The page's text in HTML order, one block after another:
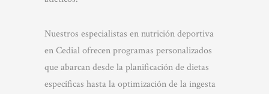
Nuestros especialistas en nutrición deportiva
en Cedial ofrecen programas personalizados
que abarcan desde la planificación de dietas
específicas hasta la optimización de la ingesta